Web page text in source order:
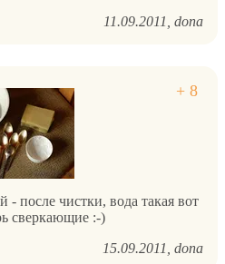
11.09.2011 dona
- после чистки, вода такая вот
сверкающие :-)
15.09.2011 dona